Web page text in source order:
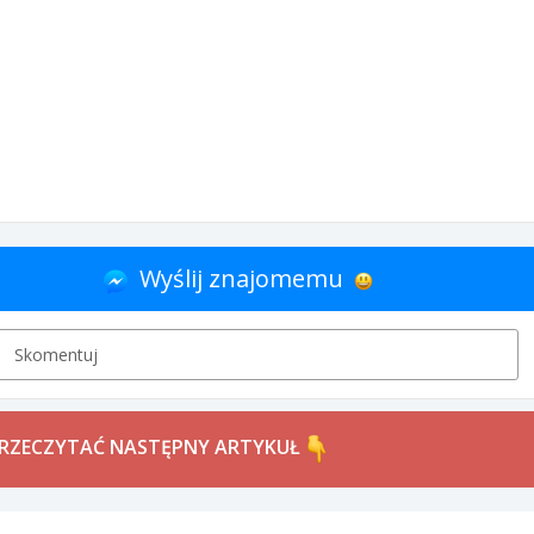
Wyślij znajomemu
Skomentuj
NASTĘPNY ARTYKUŁ